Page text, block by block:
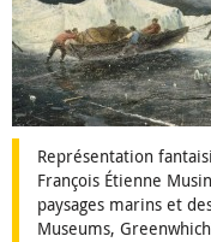
Représentation
François Étienne
paysages marins et
Museums,